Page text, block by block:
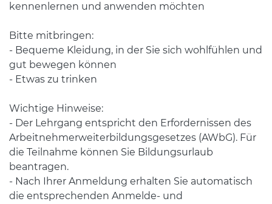
kennenlernen und anwenden möchten
Bitte mitbringen:
- Bequeme Kleidung, in der Sie sich wohlfühlen und
gut bewegen können
- Etwas zu trinken
Wichtige Hinweise:
- Der Lehrgang entspricht den Erfordernissen des
Arbeitnehmerweiterbildungsgesetzes (AWbG). Für
die Teilnahme können Sie Bildungsurlaub
beantragen.
- Nach Ihrer Anmeldung erhalten Sie automatisch
die entsprechenden Anmelde- und